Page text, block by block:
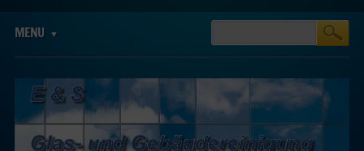
Main menu
MENU